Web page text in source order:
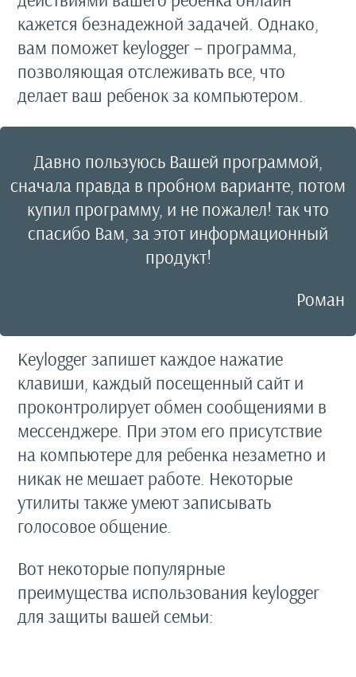
кажется безнадежной задачей. Однако,
вам поможет keylogger – программа,
позволяющая отслеживать все, что
делает ваш ребенок за компьютером.
Давно пользуюсь Вашей программой,
сначала правда в пробном варианте, потом
купил программу, и не пожалел! так что
спасибо Вам, за этот информационный
продукт!
Роман
Keylogger запишет каждое нажатие
клавиши, каждый посещенный сайт и
проконтролирует обмен сообщениями в
мессенджере. При этом его присутствие
на компьютере для ребенка незаметно и
никак не мешает работе. Некоторые
утилиты также умеют записывать
голосовое общение.
Вот некоторые популярные
преимущества использования keylogger
для защиты вашей семьи: